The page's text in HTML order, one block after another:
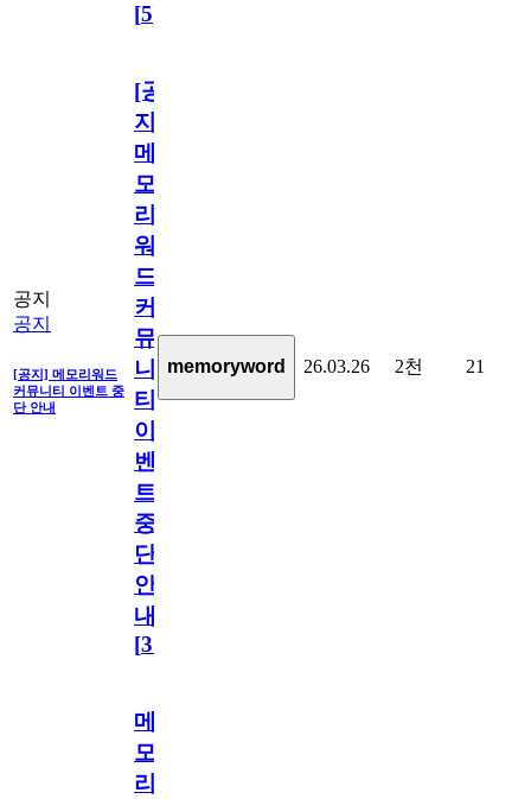
[5]
공지
공지
[공지] 메모리워드
커뮤니티 이벤트 중
단 안내
[공
지]
메
모
리
워
드
커
뮤
니
티
이
벤
트
중
단
안
내
[31
memoryword 26.03.26 2천 21
메
모
리